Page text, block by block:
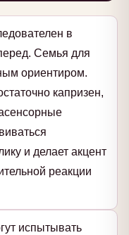
в
Семья для
ориентиром.
капризен,
и делает акцент
реакции
испытывать